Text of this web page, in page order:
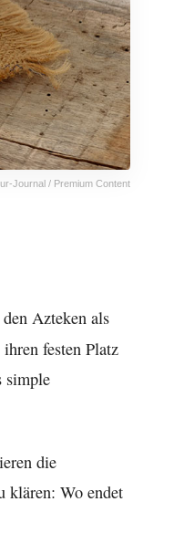
Journal / Premium Content
Azteken als
festen Platz
simple
die
klären: Wo endet